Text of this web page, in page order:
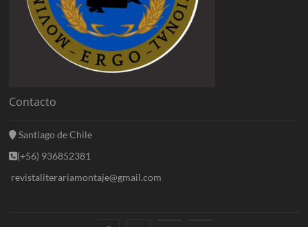
Contacto
Santiago de Chile
(+56) 936852381
revistaliterariamontaje@gmail.com